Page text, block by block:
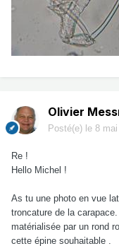
Olivier
Posté(e) le 8
Re !
Hello Michel !
As tu une photo en vue
troncature de la
matérialisée par un rond
cette épine souhaitable .